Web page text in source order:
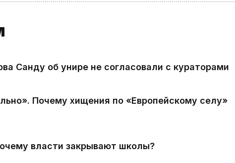
Санду об унире не согласовали с кураторами
Почему хищения по «Европейскому селу»
власти закрывают школы?